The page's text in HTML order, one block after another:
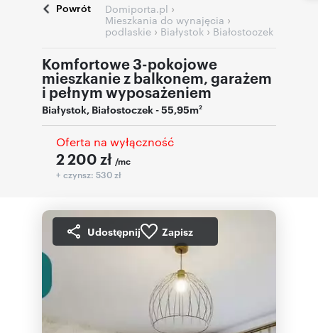
Powrót Domiporta.pl ›
Mieszkania do wynajęcia ›
podlaskie › Białystok › Białostoczek
Komfortowe 3-pokojowe
mieszkanie z balkonem, garażem
i pełnym wyposażeniem
Białystok, Białostoczek- 55,95m2
Oferta na wyłączność
2 200 zł /mc
+ czynsz: 530 zł
Udostępnij Zapisz